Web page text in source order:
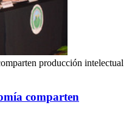
producción intelectual
comparten